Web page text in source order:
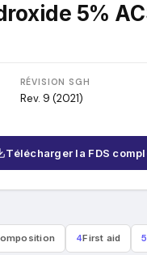
5%
RÉVISION SGH
Rev. 9 (2021)
Télécharger la FDS
4First aid 5